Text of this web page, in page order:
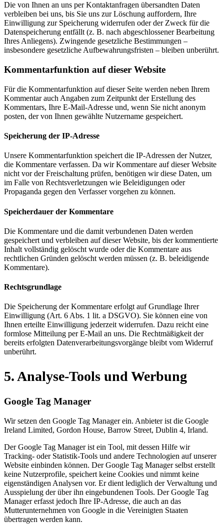
Die von Ihnen an uns per Kontaktanfragen übersandten Daten
verbleiben bei uns, bis Sie uns zur Löschung auffordern, Ihre
Einwilligung zur Speicherung widerrufen oder der Zweck für die
Datenspeicherung entfällt (z. B. nach abgeschlossener Bearbeitung
Ihres Anliegens). Zwingende gesetzliche Bestimmungen –
insbesondere gesetzliche Aufbewahrungsfristen – bleiben unberührt.
Kommentar­funktion auf dieser Website
Für die Kommentarfunktion auf dieser Seite werden neben Ihrem
Kommentar auch Angaben zum Zeitpunkt der Erstellung des
Kommentars, Ihre E-Mail-Adresse und, wenn Sie nicht anonym
posten, der von Ihnen gewählte Nutzername gespeichert.
Speicherung der IP-Adresse
Unsere Kommentarfunktion speichert die IP-Adressen der Nutzer,
die Kommentare verfassen. Da wir Kommentare auf dieser Website
nicht vor der Freischaltung prüfen, benötigen wir diese Daten, um
im Falle von Rechtsverletzungen wie Beleidigungen oder
Propaganda gegen den Verfasser vorgehen zu können.
Speicherdauer der Kommentare
Die Kommentare und die damit verbundenen Daten werden
gespeichert und verbleiben auf dieser Website, bis der kommentierte
Inhalt vollständig gelöscht wurde oder die Kommentare aus
rechtlichen Gründen gelöscht werden müssen (z. B. beleidigende
Kommentare).
Rechtsgrundlage
Die Speicherung der Kommentare erfolgt auf Grundlage Ihrer
Einwilligung (Art. 6 Abs. 1 lit. a DSGVO). Sie können eine von
Ihnen erteilte Einwilligung jederzeit widerrufen. Dazu reicht eine
formlose Mitteilung per E-Mail an uns. Die Rechtmäßigkeit der
bereits erfolgten Datenverarbeitungsvorgänge bleibt vom Widerruf
unberührt.
5. Analyse-Tools und Werbung
Google Tag Manager
Wir setzen den Google Tag Manager ein. Anbieter ist die Google
Ireland Limited, Gordon House, Barrow Street, Dublin 4, Irland.
Der Google Tag Manager ist ein Tool, mit dessen Hilfe wir
Tracking- oder Statistik-Tools und andere Technologien auf unserer
Website einbinden können. Der Google Tag Manager selbst erstellt
keine Nutzerprofile, speichert keine Cookies und nimmt keine
eigenständigen Analysen vor. Er dient lediglich der Verwaltung und
Ausspielung der über ihn eingebundenen Tools. Der Google Tag
Manager erfasst jedoch Ihre IP-Adresse, die auch an das
Mutterunternehmen von Google in die Vereinigten Staaten
übertragen werden kann.